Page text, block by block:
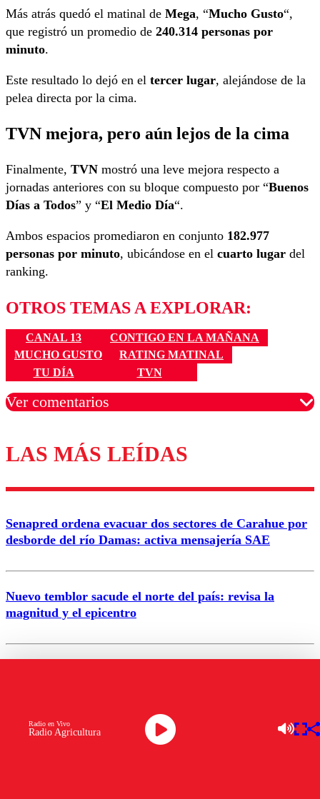
Más atrás quedó el matinal de Mega, “Mucho Gusto“,
que registró un promedio de 240.314 personas por
minuto.
Este resultado lo dejó en el tercer lugar, alejándose de la
pelea directa por la cima.
TVN mejora, pero aún lejos de la cima
Finalmente, TVN mostró una leve mejora respecto a
jornadas anteriores con su bloque compuesto por “Buenos
Días a Todos” y “El Medio Día“.
Ambos espacios promediaron en conjunto 182.977
personas por minuto, ubicándose en el cuarto lugar del
ranking.
OTROS TEMAS A EXPLORAR:
CANAL 13
CONTIGO EN LA MAÑANA
MUCHO GUSTO
RATING MATINAL
TU DÍA
TVN
Ver comentarios
Los comentarios son moderados para garantizar un
diálogo respetuoso.
Correo
LAS MÁS LEÍDAS
Senapred ordena evacuar dos sectores de Carahue por
desborde del río Damas: activa mensajería SAE
Nuevo temblor sacude el norte del país: revisa la
magnitud y el epicentro
Alerta por calor extremo: Senapred activa Alerta
Radio Agricultura
Radio en Vivo